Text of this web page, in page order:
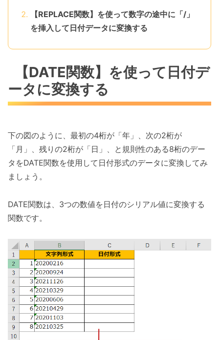
【REPLACE関数】を使って数字の途中に「/」
を挿入して日付データに変換する
【DATE関数】を使って日付デ
ータに変換する
下の図のように、最初の4桁が「年」、次の2桁が
「月」、残りの2桁が「日」、と規則性のある8桁のデー
タをDATE関数を使用して日付形式のデータに変換してみ
ましょう。
DATE関数は、3つの数値を日付のシリアル値に変換する
関数です。